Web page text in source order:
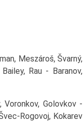
Meszároš, Švarný,
Rau - Baranov,
Golovkov -
Rogovoj, Kokarev